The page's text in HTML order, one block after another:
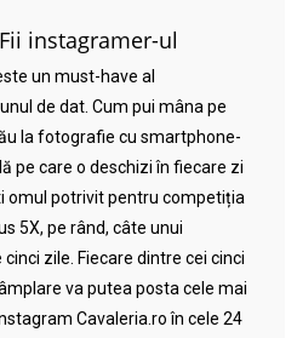
instagramer-ul
un must-have al
de dat. Cum pui mâna pe
la fotografie cu smartphone-
pe care o deschizi în fiecare zi
omul potrivit pentru competiția
5X, pe rând, câte unui
zile. Fiecare dintre cei cinci
va putea posta cele mai
Cavaleria.ro în cele 24